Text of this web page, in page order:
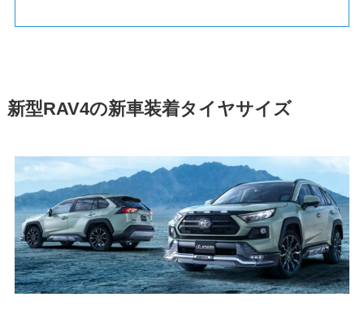
新型RAV4の新車装着タイヤサイズ